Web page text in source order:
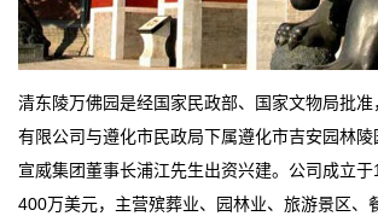
清东陵万佛园是经国家民政部、国家文物局批准
有限公司与遵化市民政局下属遵化市吉安园林
宣威集团董事长浦江先生出资兴建。公司成立
400万美元，主营殡葬业、园林业、旅游景区、